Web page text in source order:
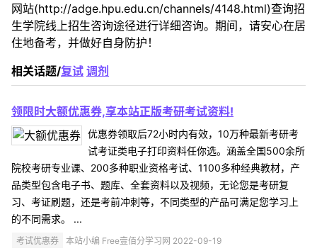
网站(http://adge.hpu.edu.cn/channels/4148.html)查询招
生学院线上招生咨询途径进行详细咨询。期间，请安心在居
住地备考，并做好自身防护！
相关话题/复试 调剂
领限时大额优惠券,享本站正版考研考试资料!
优惠券领取后72小时内有效，10万种最新考研考
试考证类电子打印资料任你选。涵盖全国500余所
院校考研专业课、200多种职业资格考试、1100多种经典教材，产
品类型包含电子书、题库、全套资料以及视频，无论您是考研复
习、考证刷题，还是考前冲刺等，不同类型的产品可满足您学习上
的不同需求。 ...
考试优惠券 本站小编 Free壹佰分学习网 2022-09-19